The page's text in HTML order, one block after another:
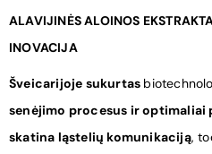
ALAVIJINĖS ALOINOS
INOVACIJA
Šveicarijoje sukurtas
senėjimo procesus ir optimaliai
skatina ląstelių komunikaciją,